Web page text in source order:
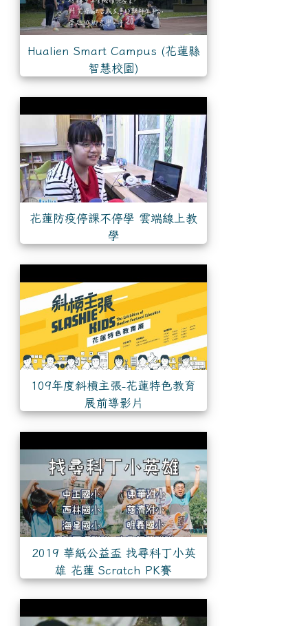
Hualien Smart Campus (花蓮縣
智慧校園)
花蓮防疫停課不停學 雲端線上教
學
109年度斜槓主張-花蓮特色教育
展前導影片
2019 華紙公益盃 找尋科丁小英
雄 花蓮 Scratch PK賽